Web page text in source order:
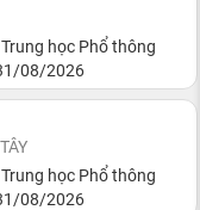
học Phổ thông
08/2026
học Phổ thông
08/2026